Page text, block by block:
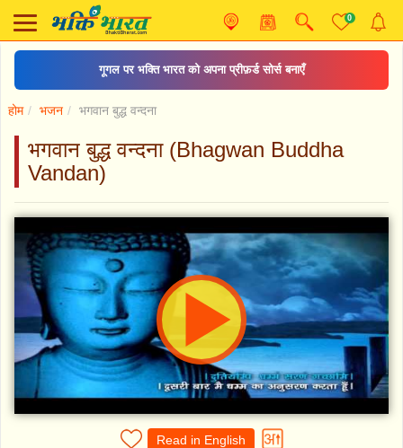
0
गूगल पर भक्ति भारत को अपना प्रीफ़र्ड सोर्स बनाएँ
होम भजन भगवान बुद्ध वन्दना
भगवान बुद्ध वन्दना (Bhagwan Buddha
Vandan)
Read in English